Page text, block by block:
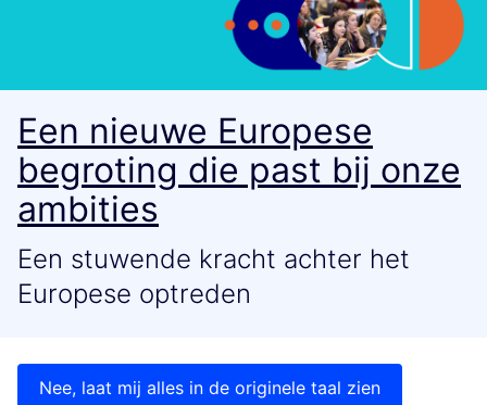
Een nieuwe Europese
begroting die past bij onze
ambities
Een stuwende kracht achter het
Europese optreden
Nee, laat mij alles in de originele taal zien